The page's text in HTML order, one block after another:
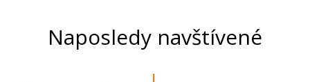
Naposledy navštívené